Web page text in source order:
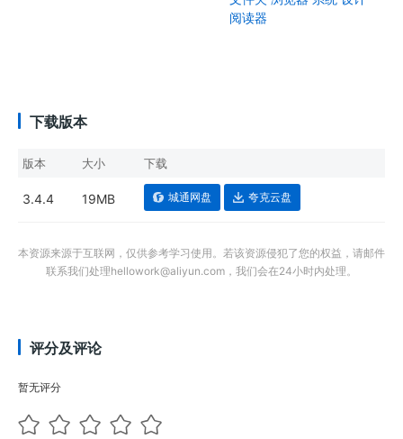
阅读器
下载版本
版本 大小 下载
3.4.4 19MB 城通网盘 夸克云盘
本资源来源于互联网，仅供参考学习使用。若该资源侵犯了您的权益，请邮件
联系我们处理hellowork@aliyun.com，我们会在24小时内处理。
评分及评论
暂无评分